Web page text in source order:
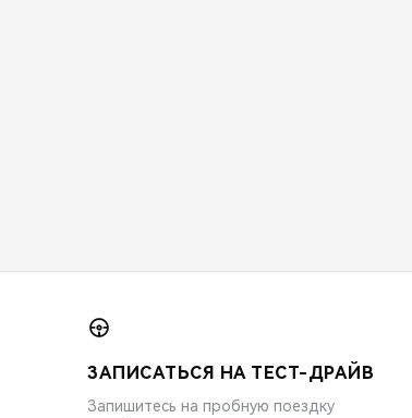
ЗАПИСАТЬСЯ НА ТЕСТ-ДРАЙВ
Запишитесь на пробную поездку